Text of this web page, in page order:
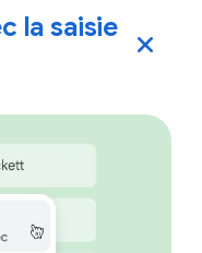
la saisie